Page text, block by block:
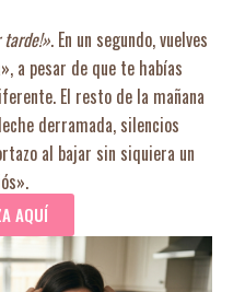
tarde!». En un segundo, vuelves
a pesar de que te habías
El resto de la mañana
derramada, silencios
al bajar sin siquiera un
AQUÍ